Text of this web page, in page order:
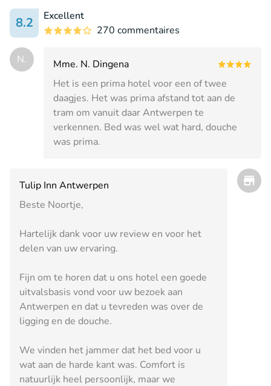
8.2
Excellent
270 commentaires
N.
Mme. N. Dingena
Het is een prima hotel voor een of twee
daagjes. Het was prima afstand tot aan de
tram om vanuit daar Antwerpen te
verkennen. Bed was wel wat hard, douche
was prima.
Tulip Inn Antwerpen
Beste Noortje,
Hartelijk dank voor uw review en voor het
delen van uw ervaring.
Fijn om te horen dat u ons hotel een goede
uitvalsbasis vond voor uw bezoek aan
Antwerpen en dat u tevreden was over de
ligging en de douche.
We vinden het jammer dat het bed voor u
wat aan de harde kant was. Comfort is
natuurlijk heel persoonlijk, maar we